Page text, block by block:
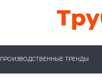
ПРОИЗВОДСТВЕННЫЕ ТРЕНДЫ